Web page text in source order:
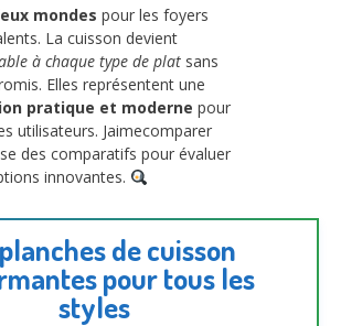
mondes pour les foyers
La cuisson devient
à chaque type de plat sans
Elles représentent une
pratique et moderne pour
utilisateurs. Jaimecomparer
des comparatifs pour évaluer
innovantes.
de cuisson
pour tous les
styles